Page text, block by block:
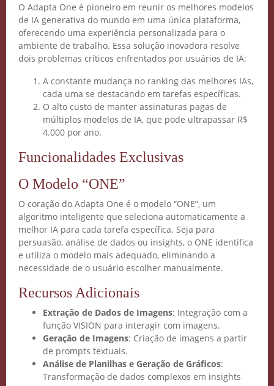
O Adapta One é pioneiro em reunir os melhores modelos
de IA generativa do mundo em uma única plataforma,
oferecendo uma experiência personalizada para o
ambiente de trabalho. Essa solução inovadora resolve
dois problemas críticos enfrentados por usuários de IA:
A constante mudança no ranking das melhores IAs,
cada uma se destacando em tarefas específicas.
O alto custo de manter assinaturas pagas de
múltiplos modelos de IA, que pode ultrapassar R$
4.000 por ano.
Funcionalidades Exclusivas
O Modelo “ONE”
O coração do Adapta One é o modelo “ONE”, um
algoritmo inteligente que seleciona automaticamente a
melhor IA para cada tarefa específica. Seja para
persuasão, análise de dados ou insights, o ONE identifica
e utiliza o modelo mais adequado, eliminando a
necessidade de o usuário escolher manualmente.
Recursos Adicionais
Extração de Dados de Imagens: Integração com a
função VISION para interagir com imagens.
Geração de Imagens: Criação de imagens a partir
de prompts textuais.
Análise de Planilhas e Geração de Gráficos:
Transformação de dados complexos em insights
Crie seu Avatar com
Inteligência Artificial
Vidgenie